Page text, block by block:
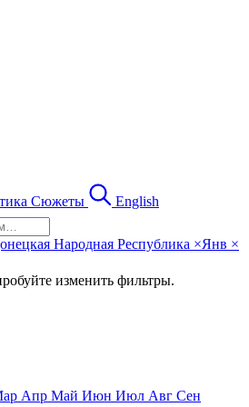
Сюжеты English
Народная Республика ×Янв ×
изменить фильтры.
Апр Май Июн Июл Авг Сен